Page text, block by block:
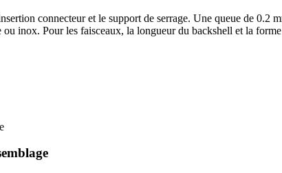
connecteur et le support de serrage. Une queue de
inox. Pour les faisceaux, la longueur du backshell et la